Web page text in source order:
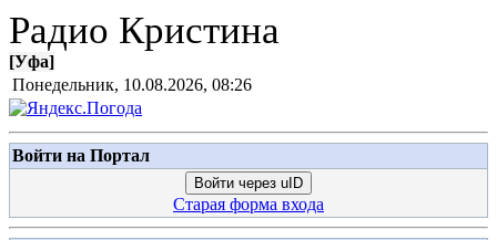
Радио Кристина
[Уфа]
Понедельник, 10.08.2026, 08:26
Войти на Портал
Войти через uID
Старая форма входа